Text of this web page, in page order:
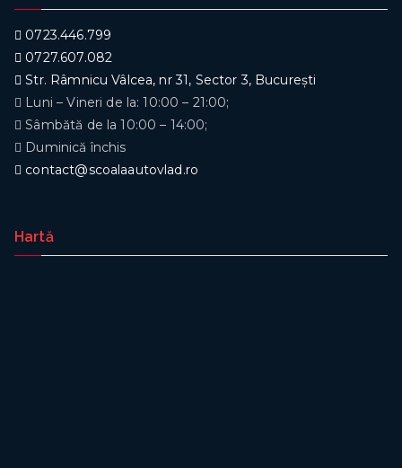
0723.446.799
0727.607.082
Str. Râmnicu Vâlcea, nr 31, Sector 3, București
Luni – Vineri de la: 10:00 – 21:00;
Sâmbătă de la 10:00 – 14:00;
Duminică închis
contact@scoalaautovlad.ro
Hartă